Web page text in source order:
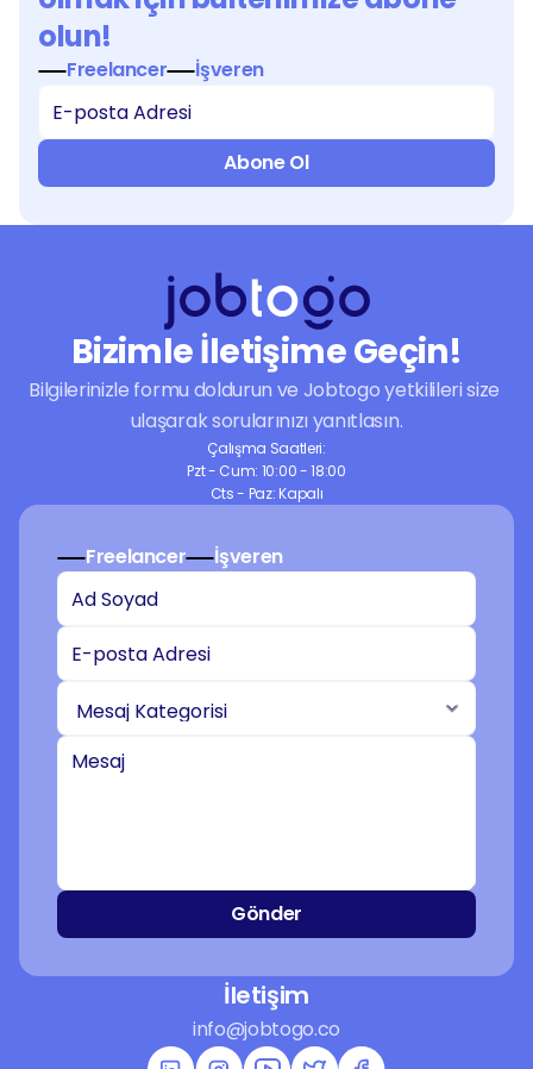
olun!
Freelancer İşveren
Abone Ol
Bizimle İletişime Geçin!
Bilgilerinizle formu doldurun ve Jobtogo yetkilileri size
ulaşarak sorularınızı yanıtlasın.
Çalışma Saatleri:
Pzt - Cum: 10:00 - 18:00
Cts - Paz: Kapalı
Freelancer İşveren
Gönder
İletişim
info@jobtogo.co